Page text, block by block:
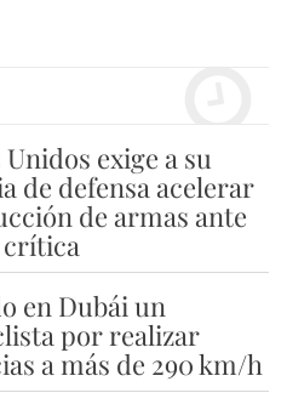
exige a su
de defensa acelerar
de armas ante
crítica
en Dubái un
por realizar
a más de 290 km/h